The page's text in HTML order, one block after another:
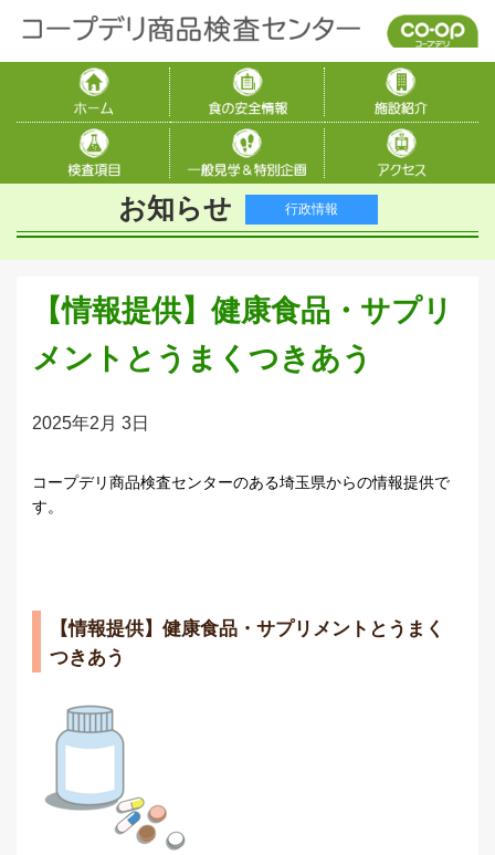
お知らせ 行政情報
【情報提供】健康食品・サプリ
メントとうまくつきあう
2025年2月 3日
コープデリ商品検査センターのある埼玉県からの情報提供で
す。
【情報提供】健康食品・サプリメントとうまく
つきあう